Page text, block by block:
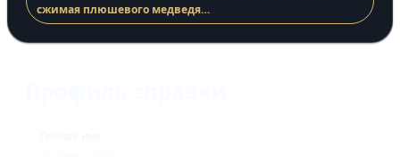
сжимая плюшевого медведя…